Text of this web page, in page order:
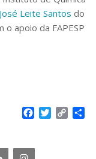
Leite Santos do
o apoio da FAPESP
Facebook
Twitter
Copy